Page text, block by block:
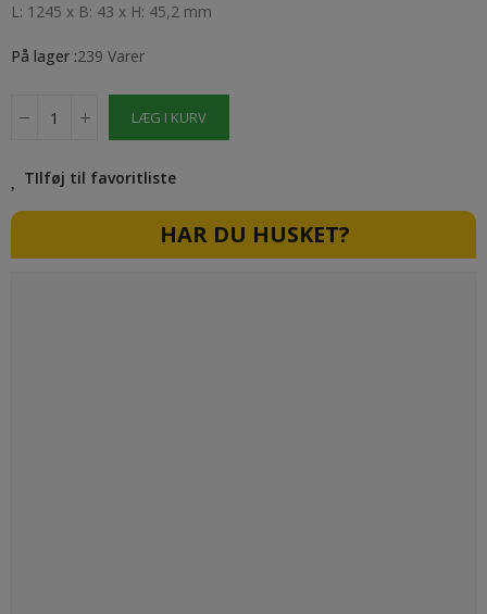
L: 1245 x B: 43 x H: 45,2 mm
På lager :239 Varer
LÆG I KURV
TIlføj til favoritliste
HAR DU HUSKET?